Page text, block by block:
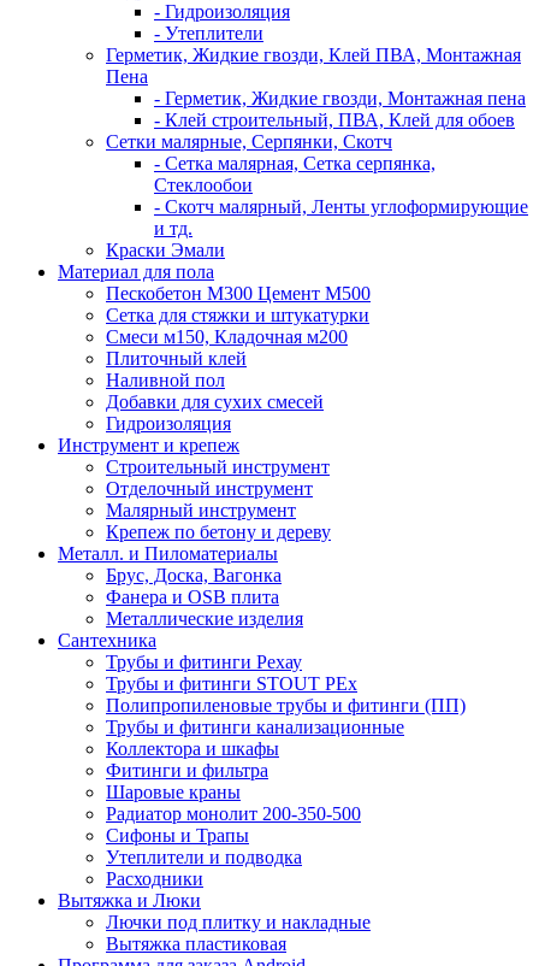
- Гидроизоляция
- Утеплители
Герметик, Жидкие гвозди, Клей ПВА, Монтажная
Пена
- Герметик, Жидкие гвозди, Монтажная пена
- Клей строительный, ПВА, Клей для обоев
Сетки малярные, Серпянки, Скотч
- Сетка малярная, Сетка серпянка,
Стеклообои
- Скотч малярный, Ленты углоформирующие
и тд.
Краски Эмали
Материал для пола
Пескобетон М300 Цемент М500
Сетка для стяжки и штукатурки
Смеси м150, Кладочная м200
Плиточный клей
Наливной пол
Добавки для сухих смесей
Гидроизоляция
Инструмент и крепеж
Строительный инструмент
Отделочный инструмент
Малярный инструмент
Крепеж по бетону и дереву
Металл. и Пиломатериалы
Брус, Доска, Вагонка
Фанера и OSB плита
Металлические изделия
Сантехника
Трубы и фитинги Рехау
Трубы и фитинги STOUT PEx
Полипропиленовые трубы и фитинги (ПП)
Трубы и фитинги канализационные
Коллектора и шкафы
Фитинги и фильтра
Шаровые краны
Радиатор монолит 200-350-500
Сифоны и Трапы
Утеплители и подводка
Расходники
Вытяжка и Люки
Лючки под плитку и накладные
Вытяжка пластиковая